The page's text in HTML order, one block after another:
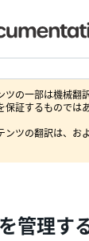
ツの一部は機械翻
保証するものでは
ンツの翻訳は、お
管理す